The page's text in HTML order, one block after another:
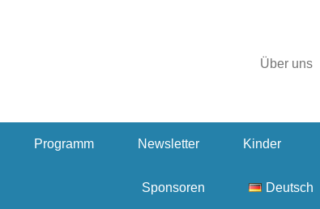
Über uns
Programm Newsletter Kinder
Sponsoren Deutsch